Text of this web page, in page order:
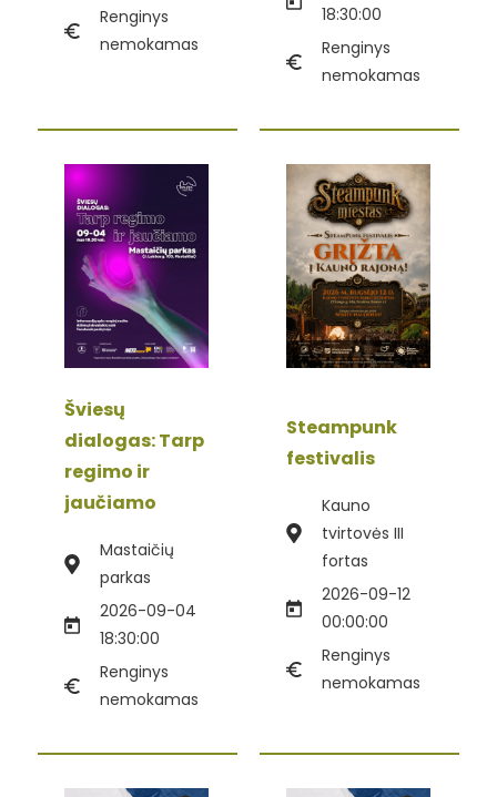
Renginys
nemokamas
18:30:00
Renginys
nemokamas
Šviesų
dialogas: Tarp
regimo ir
jaučiamo
Mastaičių
parkas
2026-09-04
18:30:00
Renginys
nemokamas
Steampunk
festivalis
Kauno
tvirtovės III
fortas
2026-09-12
00:00:00
Renginys
nemokamas